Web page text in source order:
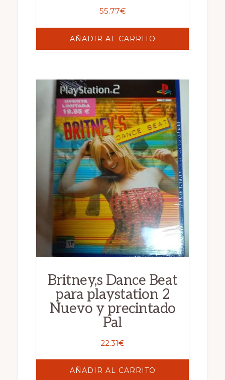
55.77€
AÑADIR AL CARRITO
Britney,s Dance Beat
para playstation 2
Nuevo y precintado
Pal
22.31€
AÑADIR AL CARRITO